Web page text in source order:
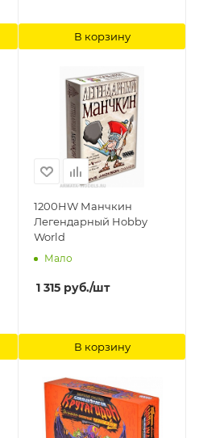
В корзину
1200HW Манчкин
Легендарный Hobby
World
Мало
1 315 руб./шт
В корзину